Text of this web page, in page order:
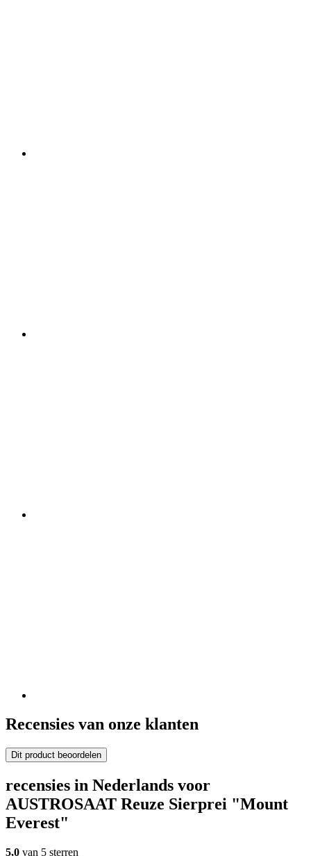
Recensies van onze klanten
Dit product beoordelen
recensies in Nederlands voor
AUSTROSAAT Reuze Sierprei "Mount
Everest"
5,0 van 5 sterren